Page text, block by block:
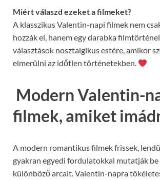
Miért válaszd ezeket a filmeket?
A klasszikus Valentin-napi filmek nem
hozzák el, hanem egy darabka
választások nosztalgikus estére, amikor
elmerülni az időtlen történetekben.
Modern Valentin-
filmek, amiket
A modern romantikus filmek frissek,
gyakran egyedi fordulatokkal mutatják be
különböző arcait. Valentin-napra